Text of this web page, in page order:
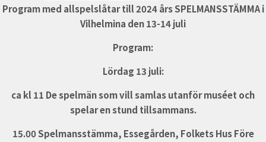
Program med allspelslåtar till 2024 års SPELMANSSTÄMMAi
Vilhelmina den 13-14 juli
Program:
Lördag 13 juli:
ca kl 11 De spelmän som vill samlas utanför muséet och
spelar en stund tillsammans.
15.00 Spelmansstämma, Essegården, Folkets Hus Före